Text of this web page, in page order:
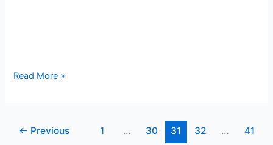
Read More »
← Previous 1 … 30 31 32 …
41